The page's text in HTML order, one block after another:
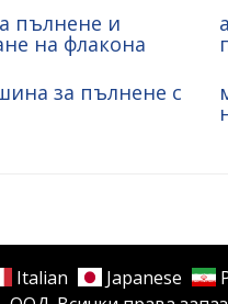
пълнене и
на флакона
за пълнене с
Italian Japanese